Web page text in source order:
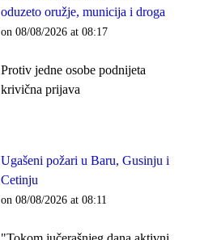
oduzeto oružje, municija i droga
on 08/08/2026 at 08:17
Protiv jedne osobe podnijeta
krivična prijava
Ugašeni požari u Baru, Gusinju i
Cetinju
on 08/08/2026 at 08:11